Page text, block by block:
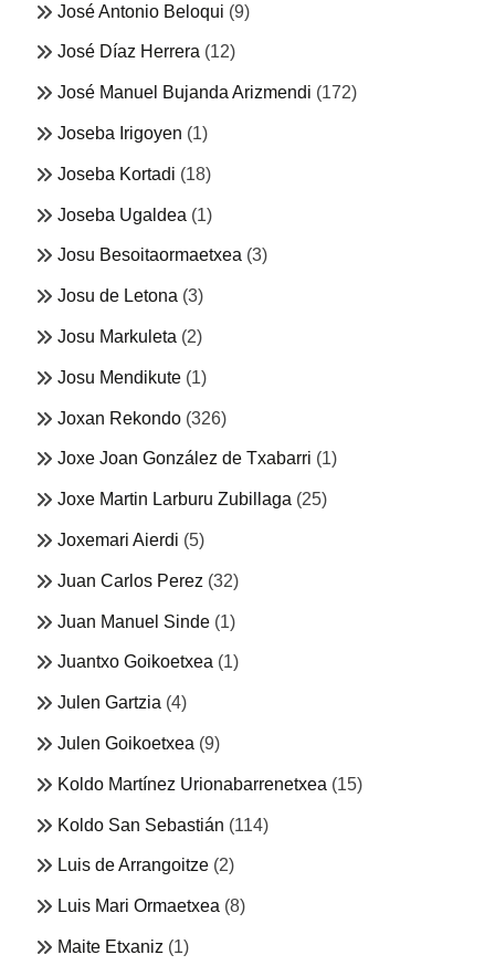
José Antonio Beloqui (9)
José Díaz Herrera (12)
José Manuel Bujanda Arizmendi (172)
Joseba Irigoyen (1)
Joseba Kortadi (18)
Joseba Ugaldea (1)
Josu Besoitaormaetxea (3)
Josu de Letona (3)
Josu Markuleta (2)
Josu Mendikute (1)
Joxan Rekondo (326)
Joxe Joan González de Txabarri (1)
Joxe Martin Larburu Zubillaga (25)
Joxemari Aierdi (5)
Juan Carlos Perez (32)
Juan Manuel Sinde (1)
Juantxo Goikoetxea (1)
Julen Gartzia (4)
Julen Goikoetxea (9)
Koldo Martínez Urionabarrenetxea (15)
Koldo San Sebastián (114)
Luis de Arrangoitze (2)
Luis Mari Ormaetxea (8)
Maite Etxaniz (1)